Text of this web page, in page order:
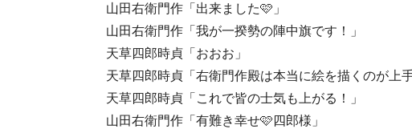
山田右衛門作「出来ました🩷」
山田右衛門作「我が一揆勢の陣中旗です！️」
天草四郎時貞「おおお」
天草四郎時貞「右衛門作殿は本当に絵を描くのが上手
天草四郎時貞「これで皆の士気も上がる！️」
山田右衛門作「有難き幸せ🩷四郎様」